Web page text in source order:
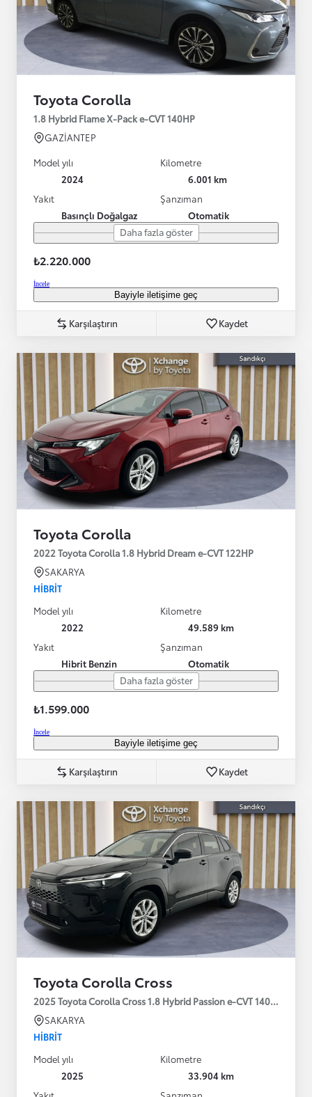
Toyota Corolla
1.8 Hybrid Flame X-Pack e-CVT 140HP
GAZİANTEP
Model yılı
2024
Kilometre
6.001 km
Yakıt
Basınçlı Doğalgaz
Şanzıman
Otomatik
Daha fazla göster
₺2.220.000
İncele
Bayiyle iletişime geç
Karşılaştırın Kaydet
Toyota Corolla
2022 Toyota Corolla 1.8 Hybrid Dream e-CVT 122HP
SAKARYA
HIBRIT
Model yılı
2022
Kilometre
49.589 km
Yakıt
Hibrit Benzin
Şanzıman
Otomatik
Daha fazla göster
₺1.599.000
İncele
Bayiyle iletişime geç
Karşılaştırın Kaydet
Toyota Corolla Cross
2025 Toyota Corolla Cross 1.8 Hybrid Passion e-CVT 140HP
SAKARYA
HIBRIT
Model yılı
2025
Kilometre
33.904 km